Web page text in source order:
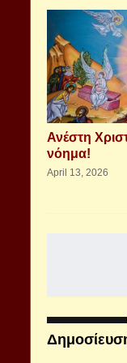
Ανέστη
νόημα!
April 13, 2026